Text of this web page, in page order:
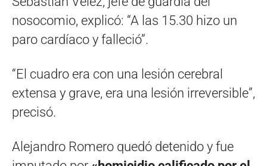
nosocomio, explicó: “A las 15.30 hizo un
paro cardíaco y falleció”.
“El cuadro era con una lesión cerebral
extensa y grave, era una lesión irreversible”,
precisó.
Alejandro Romero quedó detenido y fue